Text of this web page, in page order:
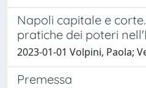
Napoli capitale e
pratiche dei poteri
2023-01-01 Volpini, Paola;
Premessa